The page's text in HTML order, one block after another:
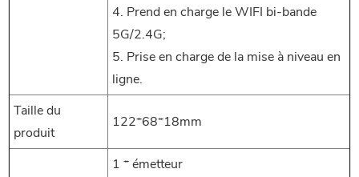
4. Prend en charge le WIFI bi-bande
5G/2.4G;
5. Prise en charge de la mise à niveau en
ligne.
Taille du
produit
122*68*18mm
1 * émetteur